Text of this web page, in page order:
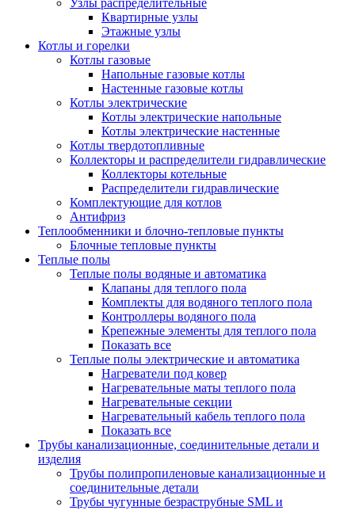
Узлы распределительные
Квартирные узлы
Этажные узлы
Котлы и горелки
Котлы газовые
Напольные газовые котлы
Настенные газовые котлы
Котлы электрические
Котлы электрические напольные
Котлы электрические настенные
Котлы твердотопливные
Коллекторы и распределители гидравлические
Коллекторы котельные
Распределители гидравлические
Комплектующие для котлов
Антифриз
Теплообменники и блочно-тепловые пункты
Блочные тепловые пункты
Теплые полы
Теплые полы водяные и автоматика
Клапаны для теплого пола
Комплекты для водяного теплого пола
Контроллеры водяного пола
Крепежные элементы для теплого пола
Показать все
Теплые полы электрические и автоматика
Нагреватели под ковер
Нагревательные маты теплого пола
Нагревательные секции
Нагревательный кабель теплого пола
Показать все
Трубы канализационные, соединительные детали и
изделия
Трубы полипропиленовые канализационные и
соединительные детали
Трубы чугунные безраструбные SML и